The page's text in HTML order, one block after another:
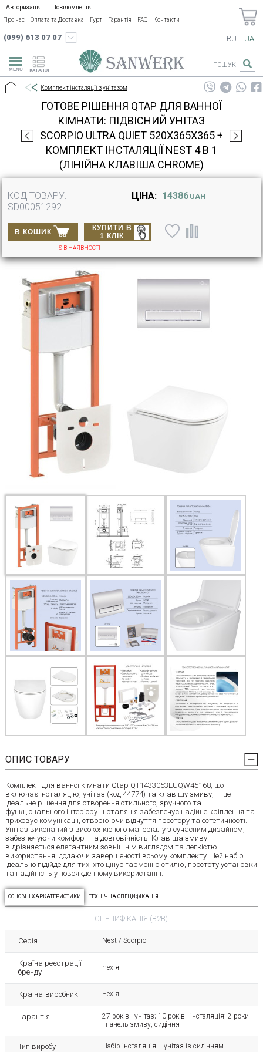
Авторизація
Повідомлення
Про нас
Оплата та Доставка Гурт Гарантія FAQ Контакти
(099) 613 07 07
КАТАЛОГ
RU UA
ПОШУК
Комплект інсталяції з унітазом
ГОТОВЕ РІШЕННЯ QTAP ДЛЯ ВАННОЇ
КІМНАТИ: ПІДВІСНИЙ УНІТАЗ
SCORPIO ULTRA QUIET 520X365X365 +
КОМПЛЕКТ ІНСТАЛЯЦІЇ NEST 4 В 1
(ЛІНІЙНА КЛАВІША CHROME)
КОД ТОВАРУ:
SD00051292
ЦІНА: 14386 UAH
В КОШИК
КУПИТИ В
1 КЛІК
Є В НАЯВНОСТІ
ОПИС ТОВАРУ
Комплект для ванної кімнати Qtap QT1433053EUQW45168, що
включає інсталяцію, унітаз (код 44774) та клавішу змиву, — це
ідеальне рішення для створення стильного, зручного та
функціонального інтер’єру. Інсталяція забезпечує надійне кріплення та
приховує комунікації, створюючи відчуття простору та естетичності.
Унітаз виконаний з високоякісного матеріалу з сучасним дизайном,
забезпечуючи комфорт та довговічність. Клавіша змиву
відрізняється елегантним зовнішнім виглядом та легкістю
використання, додаючи завершеності всьому комплекту. Цей набір
ідеально підійде для тих, хто цінує гармонію стилю, простоту установки
та надійність у повсякденному використанні.
ОСНОВНІ ХАРКАТЕРИСТИКИ ТЕХНІЧНА СПЕЦИФІКАЦІЯ
СПЕЦИФІКАЦІЯ (B2B)
Серія Nest / Scorpio
Країна реєстрації
бренду
Чехія
Країна-виробник Чехія
Гарантія
27 років - унітаз; 10 років - інсталяція; 2 роки
- панель змиву, сидіння
Тип виробу Набір інсталяція + унітаз із сидінням